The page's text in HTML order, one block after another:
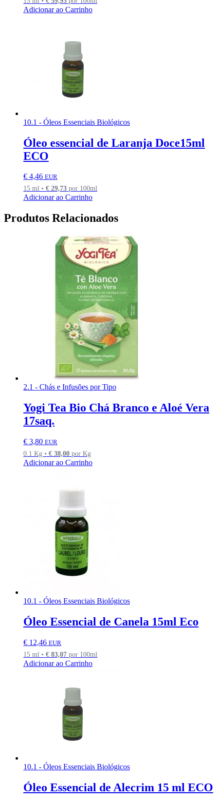
Adicionar ao Carrinho
10.1 - Óleos Essenciais Biológicos
Óleo essencial de Laranja Doce15ml
ECO
€ 4,46 EUR
15 ml • € 29,73 por 100ml
Adicionar ao Carrinho
Produtos Relacionados
2.1 - Chás e Infusões por Tipo
Yogi Tea Bio Chá Branco e Aloé Vera
17saq.
€ 3,80 EUR
0.1 Kg • € 38,00 por Kg
Adicionar ao Carrinho
10.1 - Óleos Essenciais Biológicos
Óleo Essencial de Canela 15ml Eco
€ 12,46 EUR
15 ml • € 83,07 por 100ml
Adicionar ao Carrinho
10.1 - Óleos Essenciais Biológicos
Óleo Essencial de Alecrim 15 ml ECO